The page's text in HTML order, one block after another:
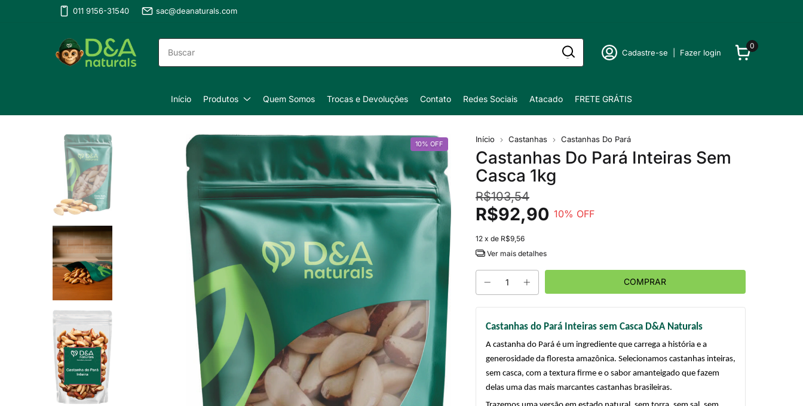
011 9156-31540 sac@deanaturals.com
Cadastre-se Fazer login
0
Início Produtos Quem Somos Trocas e Devoluções Contato Redes Sociais Atacado FRETE GRÁTIS
10% OFF Início Castanhas Castanhas Do Pará
Castanhas Do Pará Inteiras Sem
Casca 1kg
R$103,54
R$92,90 10% OFF
12 x de R$9,56
Ver mais detalhes
Castanhas do Pará Inteiras sem Casca D&A Naturals
A castanha do Pará é um ingrediente que carrega a história e a
generosidade da floresta amazônica. Selecionamos castanhas inteiras,
sem casca, com a textura firme e o sabor amanteigado que fazem
delas uma das mais marcantes castanhas brasileiras.